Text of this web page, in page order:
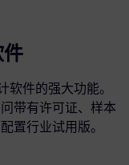
软件的强大功能。
带有许可证、样本
置行业试用版。